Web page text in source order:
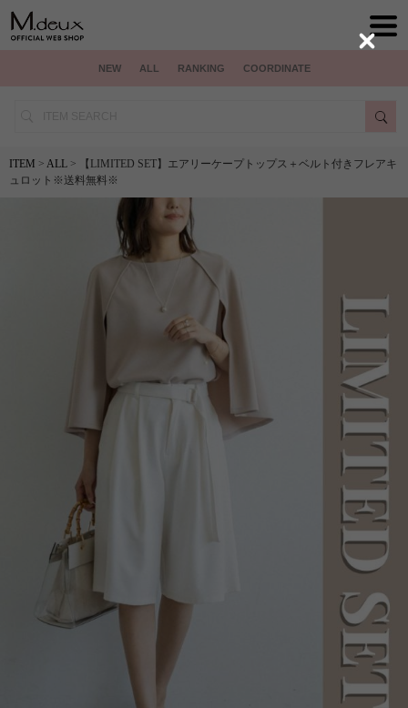
NEW ALL RANKING COORDINATE
ITEM > ALL > 【LIMITED SET】エアリーケープトップス＋ベルト付きフレアキ
ュロット※送料無料※
Close